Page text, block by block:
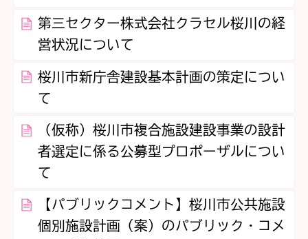
第三セクター株式会社クラセル桜川の経
営状況について
桜川市新庁舎建設基本計画の策定につい
て
（仮称）桜川市複合施設建設事業の設計
者選定に係る公募型プロポーザルについ
て
【パブリックコメント】桜川市公共施設
個別施設計画（案）のパブリック・コメ